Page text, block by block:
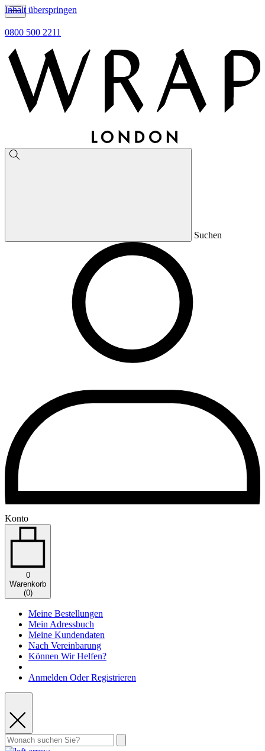
Inhalt überspringen
0800 500 2211
Suchen
Konto
0
Warenkorb
(0)
Meine Bestellungen
Mein Adressbuch
Meine Kundendaten
Nach Vereinbarung
Können Wir Helfen?
Anmelden Oder Registrieren